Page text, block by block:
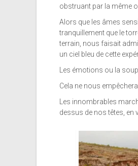
obstruant par la même
Alors que les âmes
tranquillement que le
terrain, nous faisait
un ciel bleu de cette
Les émotions ou la
Cela ne nous
Les innombrables
dessus de nos têtes, en